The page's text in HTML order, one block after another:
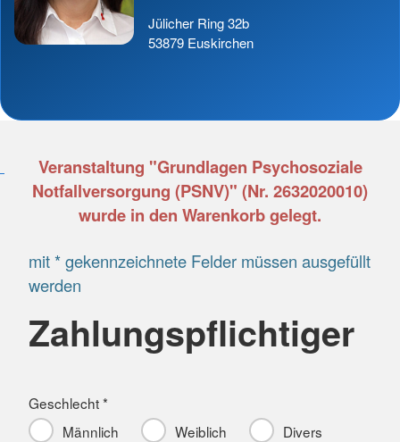
Jülicher Ring 32b
53879 Euskirchen
Veranstaltung "Grundlagen Psychosoziale
Notfallversorgung (PSNV)" (Nr. 2632020010)
wurde in den Warenkorb gelegt.
mit * gekennzeichnete Felder müssen ausgefüllt
werden
Zahlungspflichtiger
Geschlecht *
Männlich
Weiblich
Divers